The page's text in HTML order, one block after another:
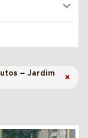
– Jardim
×